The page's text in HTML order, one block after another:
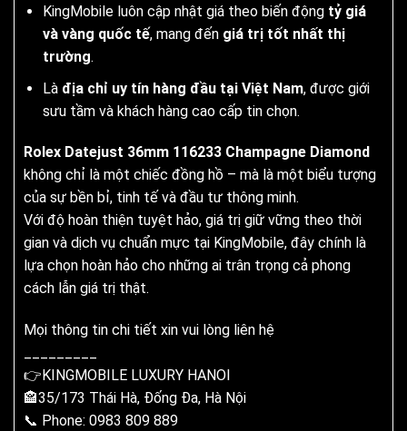
KingMobile luôn cập nhật giá theo biến động tỷ giá
và vàng quốc tế, mang đến giá trị tốt nhất thị
trường.
Là địa chỉ uy tín hàng đầu tại Việt Nam, được giới
sưu tầm và khách hàng cao cấp tin chọn.
Rolex Datejust 36mm 116233 Champagne Diamond
không chỉ là một chiếc đồng hồ – mà là một biểu tượng
của sự bền bỉ, tinh tế và đầu tư thông minh.
Với độ hoàn thiện tuyệt hảo, giá trị giữ vững theo thời
gian và dịch vụ chuẩn mực tại KingMobile, đây chính là
lựa chọn hoàn hảo cho những ai trân trọng cả phong
cách lẫn giá trị thật.
Mọi thông tin chi tiết xin vui lòng liên hệ
👉KINGMOBILE LUXURY HANOI
🏤35/173 Thái Hà, Đống Đa, Hà Nội
📞 Phone: 0983 809 889